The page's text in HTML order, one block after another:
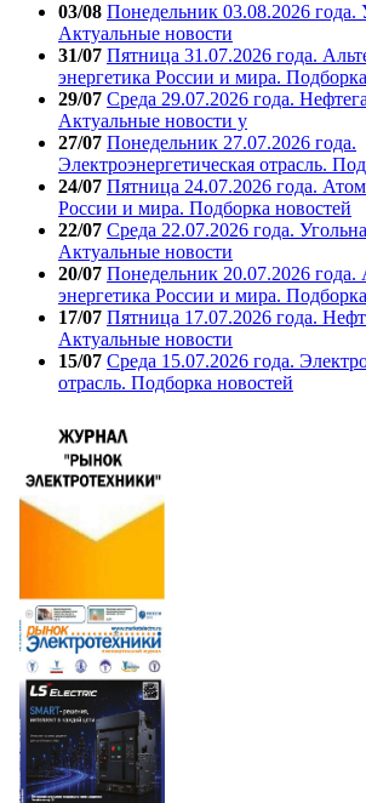
03/08 Понедельник 03.08.2026 года.
Актуальные новости
31/07 Пятница 31.07.2026 года.
энергетика России и мира.
29/07 Среда 29.07.2026 года.
Актуальные новости у
27/07 Понедельник 27.07.2026 года.
Электроэнергетическая отрасль.
24/07 Пятница 24.07.2026 года.
России и мира. Подборка новостей
22/07 Среда 22.07.2026 года.
Актуальные новости
20/07 Понедельник 20.07.2026 года.
энергетика России и мира.
17/07 Пятница 17.07.2026 года.
Актуальные новости
15/07 Среда 15.07.2026 года.
отрасль. Подборка новостей